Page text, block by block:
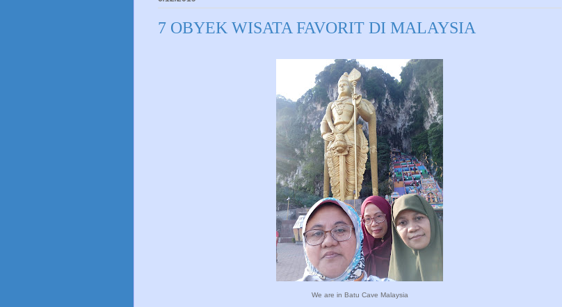
7 OBYEK WISATA FAVORIT DI MALAYSIA
We are in Batu Cave Malaysia